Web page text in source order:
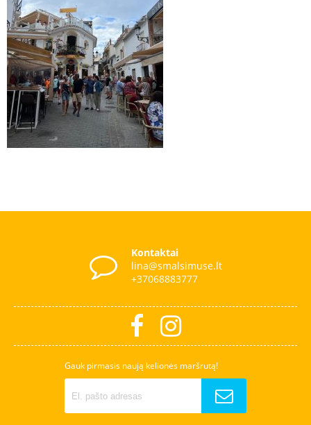
Kontaktai
lina@smalsimuse.lt
+37068883777
Gauk pirmasis naują kelionės maršrutą!